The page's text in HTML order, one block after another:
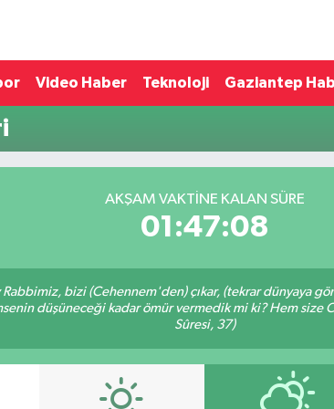
Video Haber Teknoloji Gaziantep
AKŞAM VAKTINE KALAN SÜRE
01:47:08
bizi (Cehennem'den) çıkar, (tekrar dünyaya
düşüneceği kadar ömür vermedik mi ki? Hem size
Sûresi, 37)